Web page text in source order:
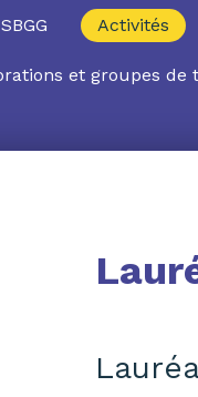
Activités
et groupes de